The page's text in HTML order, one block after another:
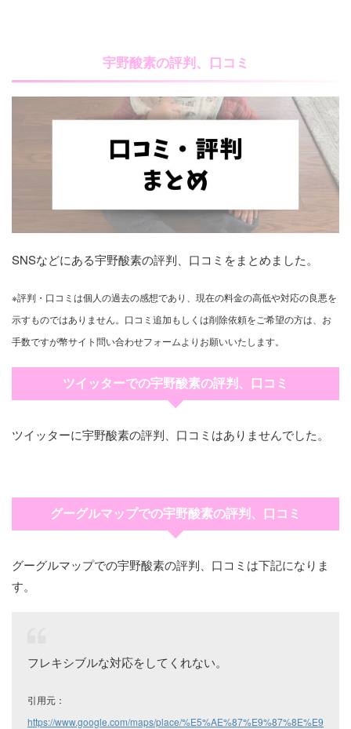
宇野酸素の評判、口コミ
SNSなどにある宇野酸素の評判、口コミをまとめました。
※評判・口コミは個人の過去の感想であり、現在の料金の高低や対応の良悪を
示すものではありません。口コミ追加もしくは削除依頼をご希望の方は、お
手数ですが幣サイト問い合わせフォームよりお願いいたします。
ツイッターでの宇野酸素の評判、口コミ
ツイッターに宇野酸素の評判、口コミはありませんでした。
グーグルマップでの宇野酸素の評判、口コミ
グーグルマップでの宇野酸素の評判、口コミは下記になりま
す。
フレキシブルな対応をしてくれない。
引用元：
https://www.google.com/maps/place/%E5%AE%87%E9%87%8E%E9